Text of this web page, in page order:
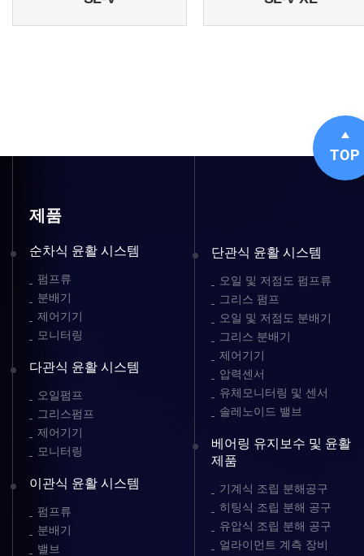
TOP
제품
순차식 윤활 시스템
펌프류
분배기
제어기기
모니터링
다관식 윤활 시스템
오일펌프
그리스펌프
제어기기
모니터링
이관식 윤활 시스템
펌프류
분배기
밸브
단관식 윤활 시스템
오일 및 저점도 펌프류
그리스 펌프
오일 및 저점도 분배기
그리스 분배기
제어기기
압력센서
유체모니터링 및 센서
솔레노이드 밸브
베어링 유지보수 및 윤활
제품
기계식 조립 분해공구
히팅식 조립 분해 공구
유압식 조립 분해 공구
얼라이먼트 계측 장비